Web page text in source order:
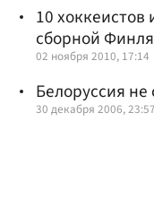
10 хоккеистов
сборной
02 ноября 2010, 17:14
Белоруссия
30 декабря 2006, 23:57